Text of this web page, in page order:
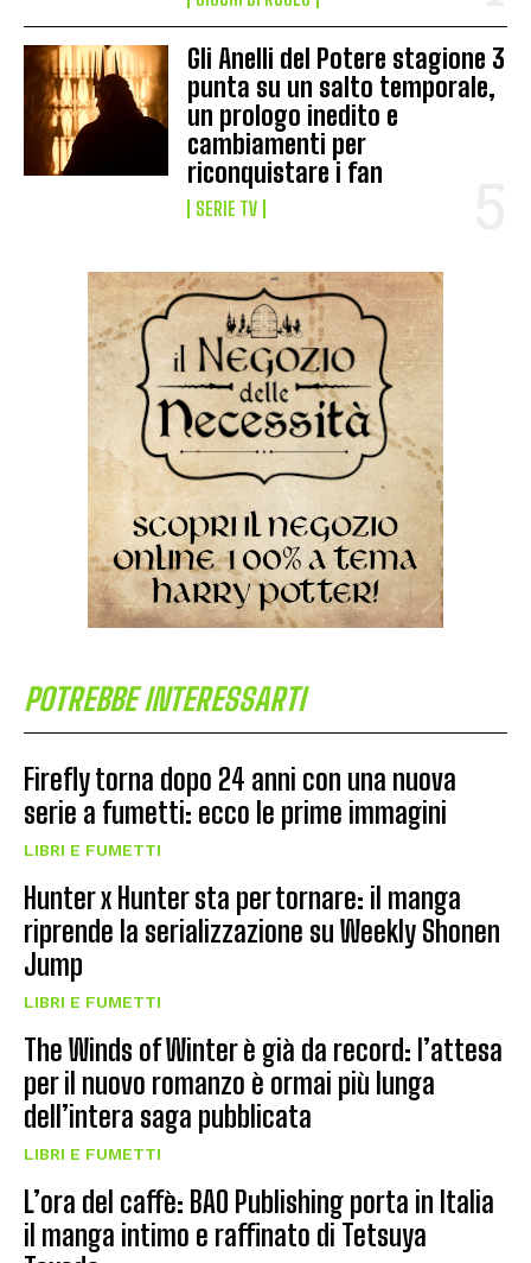
Gli Anelli del Potere stagione 3
punta su un salto temporale,
un prologo inedito e
cambiamenti per
riconquistare i fan
SERIE TV
POTREBBE INTERESSARTI
Firefly torna dopo 24 anni con una nuova
serie a fumetti: ecco le prime immagini
LIBRI E FUMETTI
Hunter x Hunter sta per tornare: il manga
riprende la serializzazione su Weekly Shonen
Jump
LIBRI E FUMETTI
The Winds of Winter è già da record: l’attesa
per il nuovo romanzo è ormai più lunga
dell’intera saga pubblicata
LIBRI E FUMETTI
L’ora del caffè: BAO Publishing porta in Italia
il manga intimo e raffinato di Tetsuya